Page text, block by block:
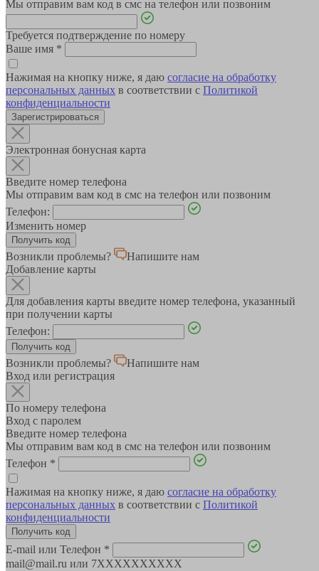
Мы отправим вам код в смс на телефон или позвоним
Требуется подтверждение по номеру
Ваше имя *
Нажимая на кнопку ниже, я даю согласие на обработку
персональных данных в соответствии с Политикой
конфиденциальности
Зарегистрироваться
Электронная бонусная карта
Введите номер телефона
Мы отправим вам код в смс на телефон или позвоним
Телефон:
Изменить номер
Возникли проблемы?
Напишите нам
Добавление карты
Для добавления карты введите номер телефона, указанный
при получении карты
Телефон:
Возникли проблемы?
Напишите нам
Вход или регистрация
По номеру телефона
Вход с паролем
Введите номер телефона
Мы отправим вам код в смс на телефон или позвоним
Телефон *
Нажимая на кнопку ниже, я даю согласие на обработку
персональных данных в соответствии с Политикой
конфиденциальности
E-mail или Телефон *
mail@mail.ru или 7XXXXXXXXXX